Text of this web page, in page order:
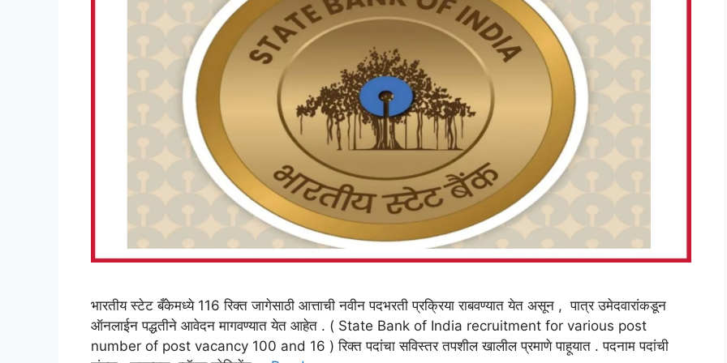
भारतीय स्टेट बँकेमध्ये 116 रिक्त जागेसाठी आत्ताची नवीन पदभरती प्रक्रिया राबवण्यात येत असून , पात्र उमेदवारांकडून
ऑनलाईन पद्धतीने आवेदन मागवण्यात येत आहेत . ( State Bank of India recruitment for various post
number of post vacancy 100 and 16 ) रिक्त पदांचा सविस्तर तपशील खालील प्रमाणे पाहूयात . पदनाम पदांची